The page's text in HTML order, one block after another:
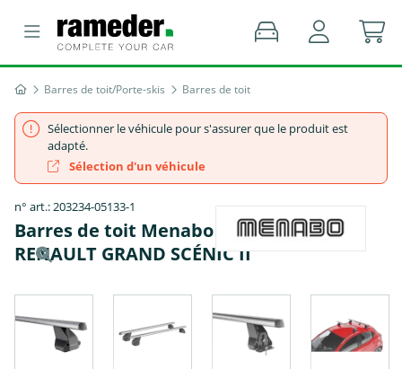
Barres de toit/Porte-skis Barres de toit
Sélectionner le véhicule pour s'assurer que le produit est
adapté.
Sélection d'un véhicule
n° art.: 203234-05133-1
Barres de toit Menabo Omega Alu -
RENAULT GRAND SCÉNIC II